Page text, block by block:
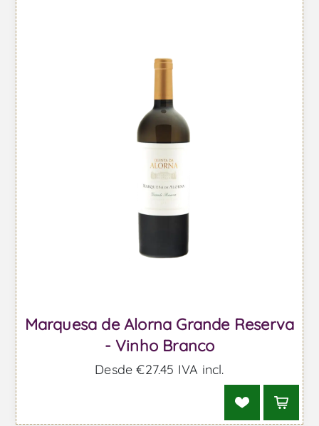
Marquesa de Alorna Grande Reserva
- Vinho Branco
Desde €27,45 IVA incl.